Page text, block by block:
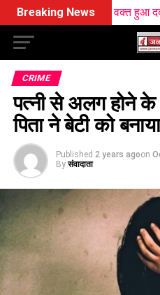
Breaking News
वक्त हुआ दर्दनाक हादसा, बाइक
CRIME
पत्नी से अलग होने के
पिता ने बेटी को
Published 2 years agoon
By संवादाता